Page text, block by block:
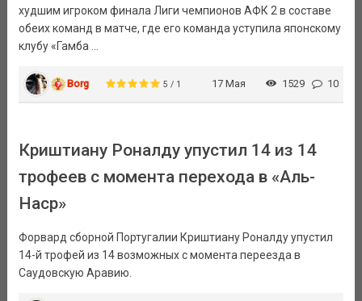
худшим игроком финала Лиги чемпионов АФК 2 в составе
обеих команд в матче, где его команда уступила японскому
клубу «Гамба ...
Borg 5 / 1 17 Мая 1529 10
Криштиану Роналду упустил 14 из 14
трофеев с момента перехода в «Аль-
Наср»
Форвард сборной Португалии Криштиану Роналду упустил
14-й трофей из 14 возможных с момента переезда в
Саудовскую Аравию.